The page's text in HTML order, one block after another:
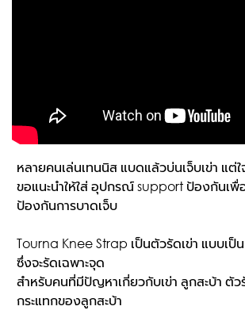
หลายคนเล่นเทนนิส แบดแล้วบ่นเจ็บเข่า แต่
ขอแนะนำให้ใส่ อุปกรณ์ support ป้องกันเพื่
ป้องกันการบาดเจ็บ
Tourna Knee Strap เป็นตัวรัดเข่า แบบเป็น
ซึ่งจะรัดเฉพาะจุด
สำหรับคนที่มีปัญหาเกี่ยวกับเข่า ลูกสะบ้า ตัว
กระแทกของลูกสะบ้า